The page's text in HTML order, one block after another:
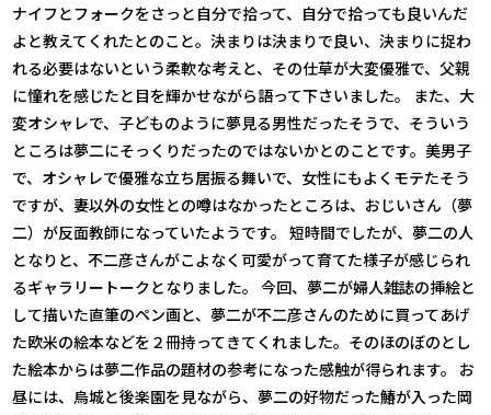
ナイフとフォークをさっと自分で拾って、自分で拾っても良いんだ
よと教えてくれたとのこと。決まりは決まりで良い、決まりに捉わ
れる必要はないという柔軟な考えと、その仕草が大変優雅で、父親
に憧れを感じたと目を輝かせながら語って下さいました。 また、大
変オシャレで、子どものように夢見る男性だったそうで、そういう
ところは夢二にそっくりだったのではないかとのことです。美男子
で、オシャレで優雅な立ち居振る舞いで、女性にもよくモテたそう
ですが、妻以外の女性との噂はなかったところは、おじいさん（夢
二）が反面教師になっていたようです。 短時間でしたが、夢二の人
となりと、不二彦さんがこよなく可愛がって育てた様子が感じられ
るギャラリートークとなりました。 今回、夢二が婦人雑誌の挿絵と
して描いた直筆のペン画と、夢二が不二彦さんのために買ってあげ
た欧米の絵本などを２冊持ってきてくれました。そのほのぼのとし
た絵本からは夢二作品の題材の参考になった感触が得られます。 お
昼には、烏城と後楽園を見ながら、夢二の好物だった鰆が入った岡